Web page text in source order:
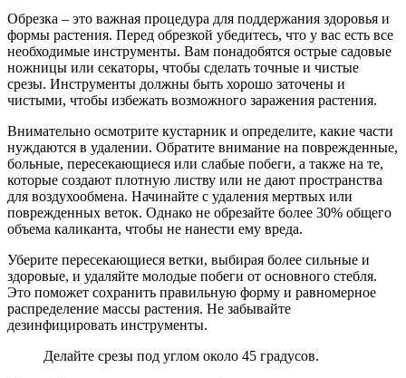
Обрезка – это важная процедура для поддержания здоровья и
формы растения. Перед обрезкой убедитесь, что у вас есть все
необходимые инструменты. Вам понадобятся острые садовые
ножницы или секаторы, чтобы сделать точные и чистые
срезы. Инструменты должны быть хорошо заточены и
чистыми, чтобы избежать возможного заражения растения.
Внимательно осмотрите кустарник и определите, какие части
нуждаются в удалении. Обратите внимание на поврежденные,
больные, пересекающиеся или слабые побеги, а также на те,
которые создают плотную листву или не дают пространства
для воздухообмена. Начинайте с удаления мертвых или
поврежденных веток. Однако не обрезайте более 30% общего
объема каликанта, чтобы не нанести ему вреда.
Уберите пересекающиеся ветки, выбирая более сильные и
здоровые, и удаляйте молодые побеги от основного стебля.
Это поможет сохранить правильную форму и равномерное
распределение массы растения. Не забывайте
дезинфицировать инструменты.
Делайте срезы под углом около 45 градусов.